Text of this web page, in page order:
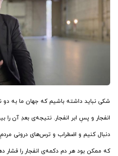
شکی نباید داشته باشیم که جهان ما به
انفجار و پسِ ابر انفجار. نتیجه‌ی بعدِ آن را
دنبال کنیم و اضطراب و ترس‌های درونی
که ممکن بود هر دم دکمه‌ی انفجار را